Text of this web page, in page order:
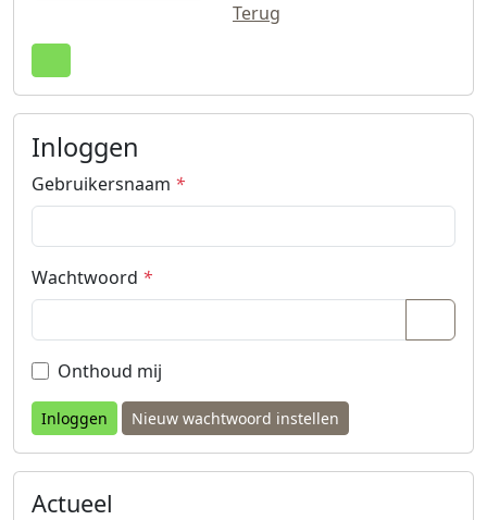
Terug
Inloggen
Gebruikersnaam *
Wachtwoord *
Onthoud mij
Nieuw wachtwoord instellen
Actueel